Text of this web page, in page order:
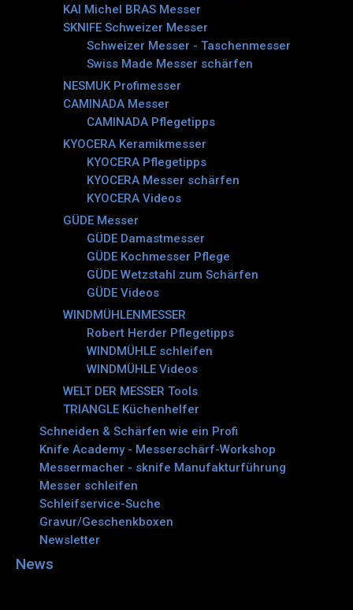
KAI Michel BRAS Messer
SKNIFE Schweizer Messer
Schweizer Messer - Taschenmesser
Swiss Made Messer schärfen
NESMUK Profimesser
CAMINADA Messer
CAMINADA Pflegetipps
KYOCERA Keramikmesser
KYOCERA Pflegetipps
KYOCERA Messer schärfen
KYOCERA Videos
GÜDE Messer
GÜDE Damastmesser
GÜDE Kochmesser Pflege
GÜDE Wetzstahl zum Schärfen
GÜDE Videos
WINDMÜHLENMESSER
Robert Herder Pflegetipps
WINDMÜHLE schleifen
WINDMÜHLE Videos
WELT DER MESSER Tools
TRIANGLE Küchenhelfer
Schneiden & Schärfen wie ein Profi
Knife Academy - Messerschärf-Workshop
Messermacher - sknife Manufakturführung
Messer schleifen
Schleifservice-Suche
Gravur/Geschenkboxen
Newsletter
News